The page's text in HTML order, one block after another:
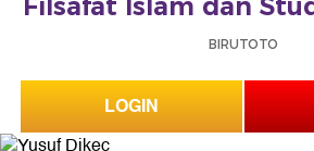
Filsafat Islam dan
BIRUTOTO
LOGIN